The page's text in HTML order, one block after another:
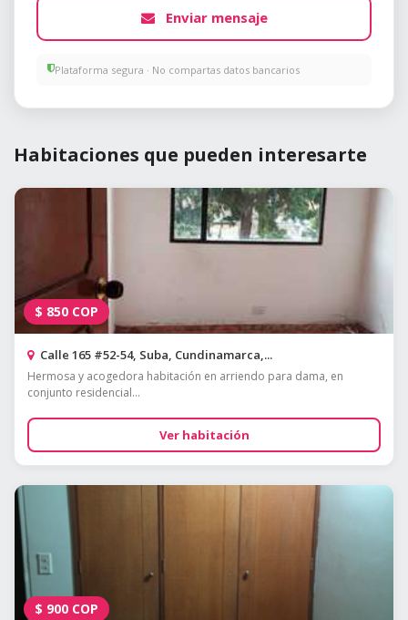
Enviar mensaje
Plataforma segura · No compartas datos bancarios
Habitaciones que pueden interesarte
$ 850 COP
Calle 165 #52-54, Suba, Cundinamarca,...
Hermosa y acogedora habitación en arriendo para dama, en
conjunto residencial...
Ver habitación
$ 900 COP